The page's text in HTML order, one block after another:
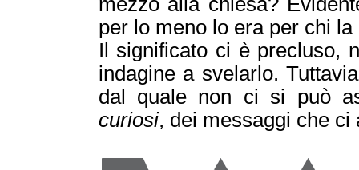
per lo meno lo era per chi
Il significato ci è precluso,
indagine a svelarlo.
dal quale non ci si può
curiosi, dei messaggi che ci